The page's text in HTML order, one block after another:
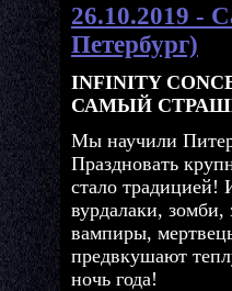
26.10.2019 -
Петербург)
INFINITY
САМЫЙ
Мы научили
Праздновать
стало традицией!
вурдалаки, зомби,
вампиры,
предвкушают
ночь года!